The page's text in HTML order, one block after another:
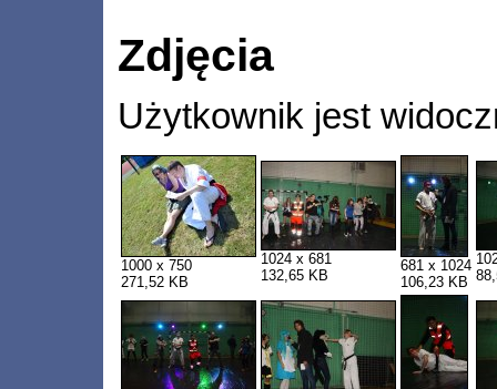
Zdjęcia
Użytkownik jest
1000 x 750
271,52 KB
1024 x 681
132,65 KB
681 x 1024
106,23 KB